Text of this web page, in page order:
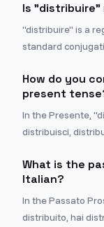
Is "distribuire"
"distribuire" is a
standard
How do you
present
In the Presente,
distribuisci,
What is the
Italian?
In the Passato
distribuito, hai